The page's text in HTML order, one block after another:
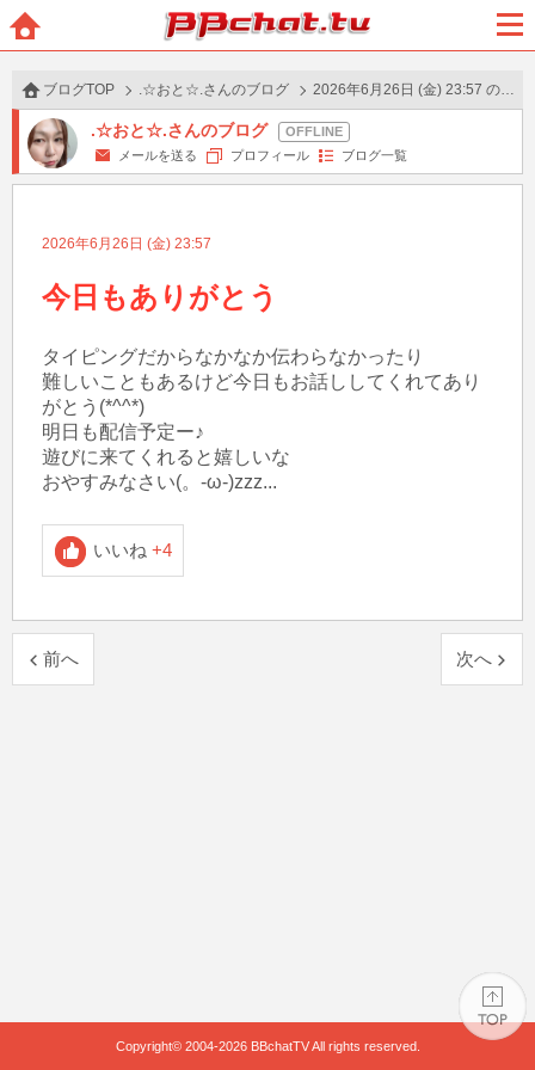
BBchatTV
ュー
ブログTOP .☆おと☆.さんのブログ 2026年6月26日 (金) 23:57 の投稿
.☆おと☆.さんのブログ
メールを送る プロフィール ブログ一覧
2026年6月26日 (金) 23:57
今日もありがとう
タイピングだからなかなか伝わらなかったり
難しいこともあるけど今日もお話ししてくれてあり
がとう(*^^*)
明日も配信予定ー♪
遊びに来てくれると嬉しいな
おやすみなさい(。-ω-)zzz...
いいね +4
前へ 次へ
Copyright© 2004-2026 BBchatTVAll rights reserved.